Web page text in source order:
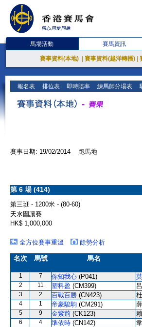
馬場活動 賽馬資訊
賽事資料(本地) 賽事資料(越洋轉播)
報名表 排位表 即時賠率 練馬師分場表
賽事日期: 19/02/2014 跑馬地
第 6 場 (414)
第三班 - 1200米 - (80-60)
天水圍讓賽
HK$ 1,000,000
全方位賽事重溫
餘勢分析
名次 馬號 馬名
1 7 你知我心 (P041)
2
11 塑料盈 (CM399)
3
2 百戰百勝 (CN423)
4
1 帝豪駿駒 (CM291)
5
9 金紫荊 (CK123)
6
4 準依時 (CN142)